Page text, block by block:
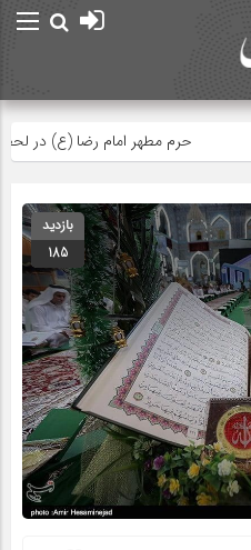
حرم مطهر امام رضا (ع) در لحظه
بازدید
185